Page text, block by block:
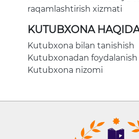
raqamlashtirish xizmati
KUTUBXONA
Kutubxona bilan tanishish
Kutubxonadan foydalanish
Kutubxona nizomi